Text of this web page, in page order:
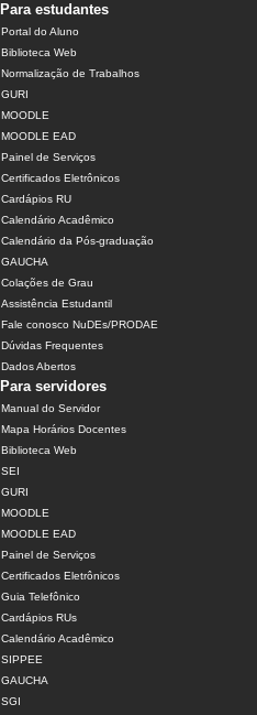
Para estudantes
Portal do Aluno
Biblioteca Web
Normalização de Trabalhos
GURI
MOODLE
MOODLE EAD
Painel de Serviços
Certificados Eletrônicos
Cardápios RU
Calendário Acadêmico
Calendário da Pós-graduação
GAUCHA
Colações de Grau
Assistência Estudantil
Fale conosco NuDEs/PRODAE
Dúvidas Frequentes
Dados Abertos
Para servidores
Manual do Servidor
Mapa Horários Docentes
Biblioteca Web
SEI
GURI
MOODLE
MOODLE EAD
Painel de Serviços
Certificados Eletrônicos
Guia Telefônico
Cardápios RUs
Calendário Acadêmico
SIPPEE
GAUCHA
SGI